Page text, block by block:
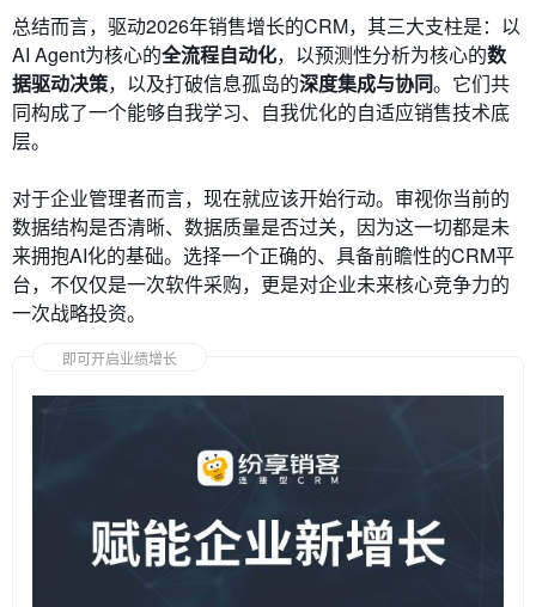
总结而言，驱动2026年销售增长的CRM，其三大支柱是：以
AI Agent为核心的全流程自动化，以预测性分析为核心的数
据驱动决策，以及打破信息孤岛的深度集成与协同。它们共
同构成了一个能够自我学习、自我优化的自适应销售技术底
层。
对于企业管理者而言，现在就应该开始行动。审视你当前的
数据结构是否清晰、数据质量是否过关，因为这一切都是未
来拥抱AI化的基础。选择一个正确的、具备前瞻性的CRM平
台，不仅仅是一次软件采购，更是对企业未来核心竞争力的
一次战略投资。
即可开启业绩增长